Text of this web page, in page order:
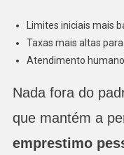
Limites iniciais mais
Taxas mais altas
Atendimento
Nada fora do
que mantém a
emprestimo